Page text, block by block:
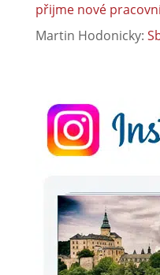
přijme nové
Martin Hodonicky: